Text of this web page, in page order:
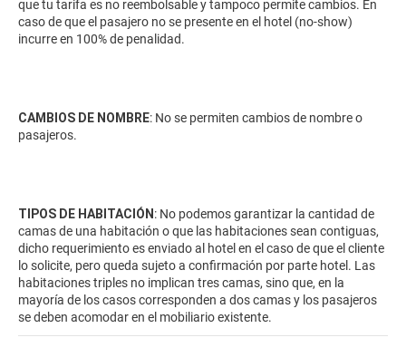
que tu tarifa es no reembolsable y tampoco permite cambios. En
caso de que el pasajero no se presente en el hotel (no-show)
incurre en 100% de penalidad.
CAMBIOS DE NOMBRE: No se permiten cambios de nombre o
pasajeros.
TIPOS DE HABITACIÓN : No podemos garantizar la cantidad de
camas de una habitación o que las habitaciones sean contiguas,
dicho requerimiento es enviado al hotel en el caso de que el cliente
lo solicite, pero queda sujeto a confirmación por parte hotel. Las
habitaciones triples no implican tres camas, sino que, en la
mayoría de los casos corresponden a dos camas y los pasajeros
se deben acomodar en el mobiliario existente.